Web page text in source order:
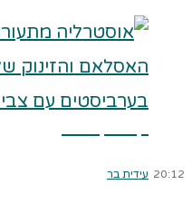
20:12 עידית בר